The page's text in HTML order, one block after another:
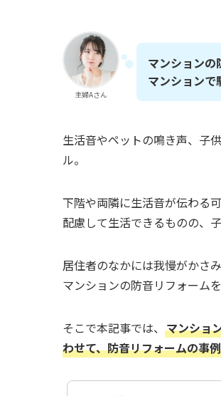
主婦Aさん
マンションの
マンション
生活音やペットの鳴き声、子
ル。
下階や両隣に生活音が伝わる
配慮して生活できるものの、
居住者のなかには我慢がかさ
マンションの防音リフォーム
そこで本記事では、 マンショ
わせて、防音リフォームの事